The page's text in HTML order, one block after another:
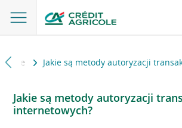
Jakie są metody autoryzacji
Jakie są metody autoryzacji
internetowych?